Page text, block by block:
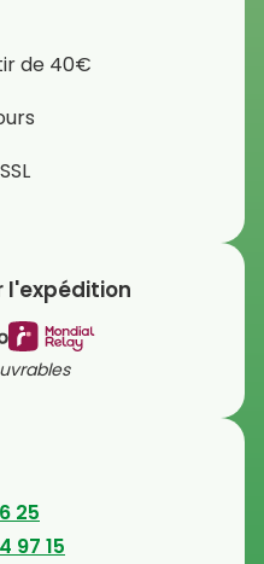
de 40€
l'expédition
25
97 15